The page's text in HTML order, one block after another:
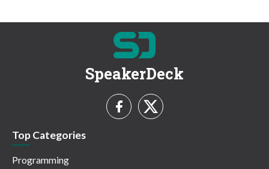
SpeakerDeck
Top Categories
Programming